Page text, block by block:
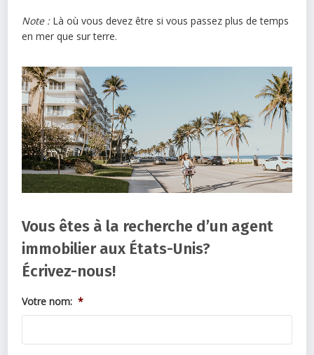
Note :Là où vous devez être si vous passez plus de temps
en mer que sur terre.
Vous êtes à la recherche d’un agent
immobilier aux États-Unis?
Écrivez-nous!
Votre nom: *